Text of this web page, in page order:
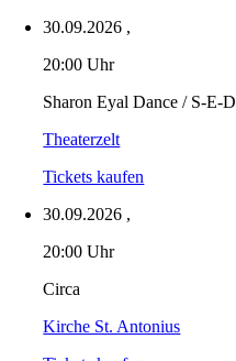
30.09.2026 ,
20:00 Uhr
Sharon Eyal Dance / S-E-D
Theaterzelt
Tickets kaufen
30.09.2026 ,
20:00 Uhr
Circa
Kirche St. Antonius